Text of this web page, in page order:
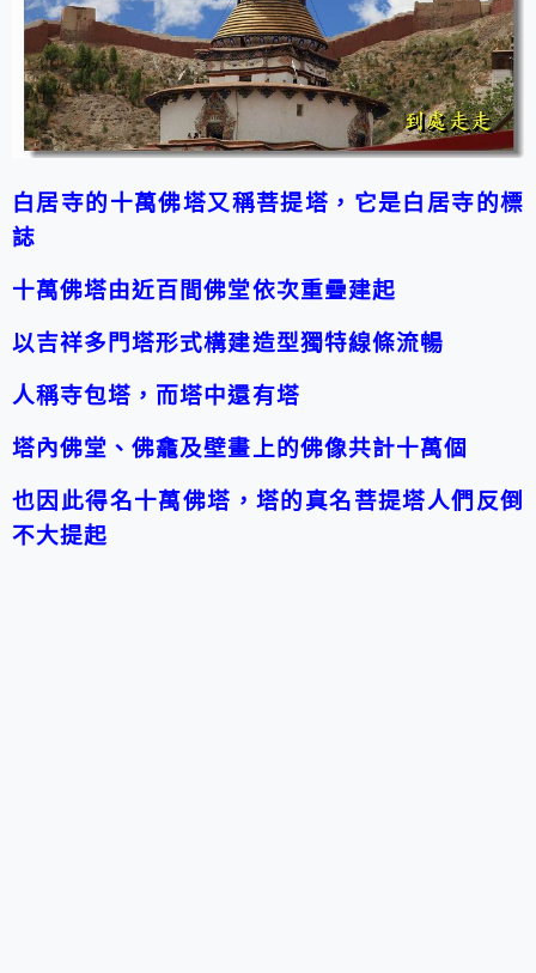
白居寺的十萬佛塔又稱菩提塔，它是白居寺的標
誌
十萬佛塔由近百間佛堂依次重疊建起
以吉祥多門塔形式構建造型獨特線條流暢
人稱寺包塔，而塔中還有塔
塔內佛堂、佛龕及壁畫上的佛像共計十萬個
也因此得名十萬佛塔，塔的真名菩提塔人們反倒
不大提起